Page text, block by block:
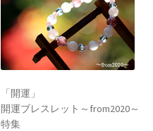
「開運」
開運ブレスレット～from2020～
特集